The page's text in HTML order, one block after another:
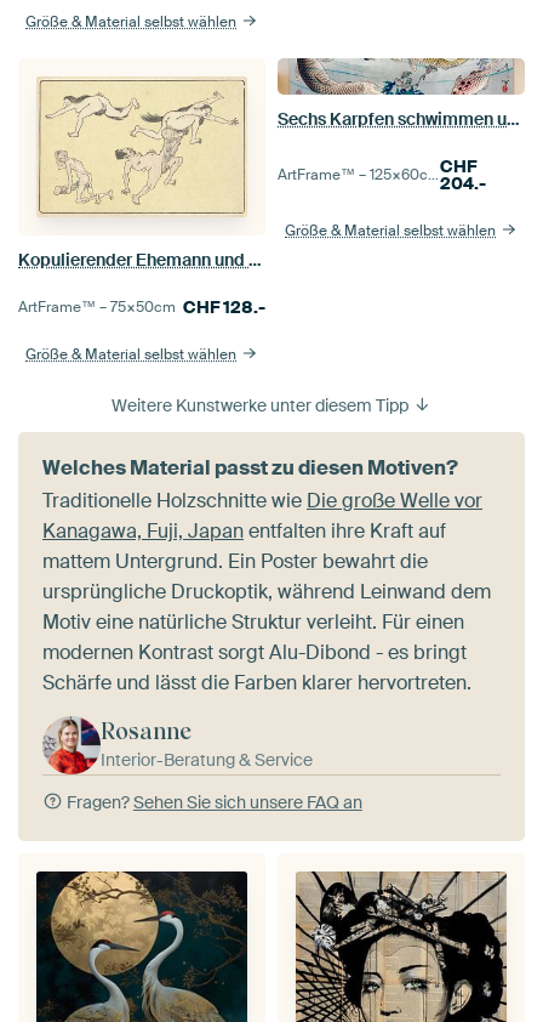
Größe & Material selbst wählen
Kopulierender Ehemann und Ehefrau, Kawanabe Kyôsai,
ArtFrame™ –75×50cm CHF128.-
Größe & Material selbst wählen
Sechs Karpfen schwimmen unter Glyzinien, Tsukioka Yoshitoshi
ArtFrame™ –125×60cm CHF
204.-
Größe & Material selbst wählen
Weitere Kunstwerke unter diesem Tipp
Welches Material passt zu diesen Motiven?
Traditionelle Holzschnitte wie Die große Welle vor
Kanagawa, Fuji, Japanentfalten ihre Kraft auf
mattem Untergrund. Ein Poster bewahrt die
ursprüngliche Druckoptik, während Leinwand dem
Motiv eine natürliche Struktur verleiht. Für einen
modernen Kontrast sorgt Alu-Dibond - es bringt
Schärfe und lässt die Farben klarer hervortreten.
Rosanne
Interior-Beratung & Service
Fragen?Sehen Sie sich unsere FAQ an